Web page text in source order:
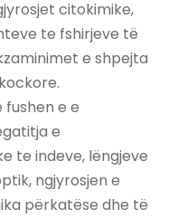
citokimike,
te fshirjeve të
e shpejta
e e
e
te indeve, lëngjeve
ngjyrosjen e
përkatëse dhe të